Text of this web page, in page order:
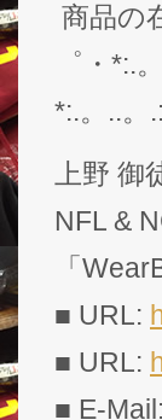
商品の
゜・*:.
*:.。..。
上野
NFL &
「
■ URL:
■ URL:
■ E-